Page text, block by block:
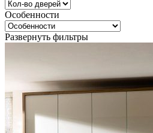
Особенности
Развернуть фильтры